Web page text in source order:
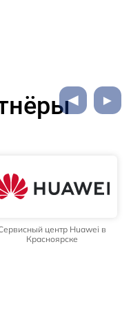
центр Samsung в
Красноярске